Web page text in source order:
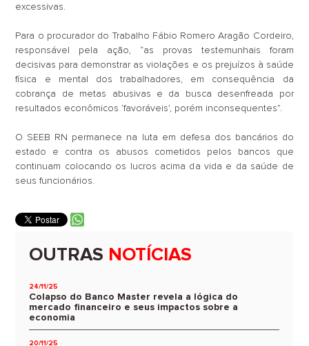
excessivas.
Para o procurador do Trabalho Fábio Romero Aragão Cordeiro,
responsável pela ação, “as provas testemunhais foram
decisivas para demonstrar as violações e os prejuízos à saúde
física e mental dos trabalhadores, em consequência da
cobrança de metas abusivas e da busca desenfreada por
resultados econômicos ‘favoráveis’, porém inconsequentes”.
O SEEB RN permanece na luta em defesa dos bancários do
estado e contra os abusos cometidos pelos bancos que
continuam colocando os lucros acima da vida e da saúde de
seus funcionários.
OUTRAS NOTÍCIAS
24/11/25
Colapso do Banco Master revela a lógica do
mercado financeiro e seus impactos sobre a
economia
20/11/25